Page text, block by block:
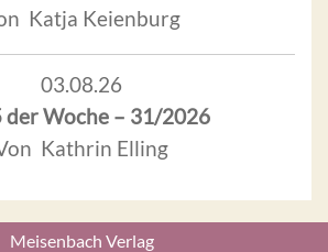
Katja Keienburg
03.08.26
der Woche – 31/2026
Kathrin Elling
Meisenbach Verlag